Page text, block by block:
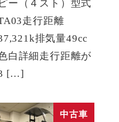
ピー（４スト）型式
走行距離
排気量49cc
白詳細走行距離が
[…]
中古車